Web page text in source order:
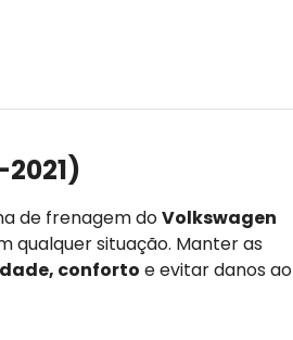
de frenagem doVolkswagen
qualquer situação. Manter as
conforto e evitar danos ao